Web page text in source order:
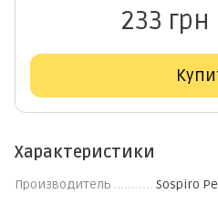
233 грн
Характеристики
Производитель Sospiro